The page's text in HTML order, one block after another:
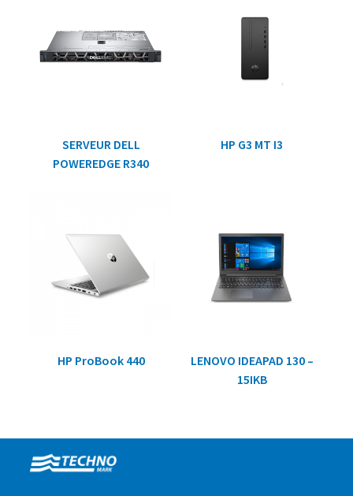
SERVEUR DELL
POWEREDGE R340
HP G3 MT I3
HP ProBook 440
LENOVO IDEAPAD 130 –
15IKB